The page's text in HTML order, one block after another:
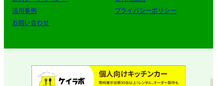
活用事例
お問い合わせ
プライバシーポリシー